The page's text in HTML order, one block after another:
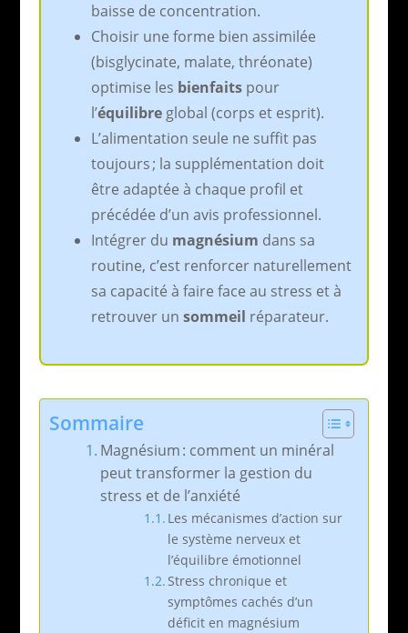
baisse de concentration.
Choisir une forme bien assimilée
(bisglycinate, malate, thréonate)
optimise les bienfaitspour
l’équilibreglobal (corps et esprit).
L’alimentation seule ne suffit pas
toujours ; la supplémentation doit
être adaptée à chaque profil et
précédée d’un avis professionnel.
Intégrer du magnésium dans sa
routine, c’est renforcer naturellement
sa capacité à faire face au stress et à
retrouver un sommeil réparateur.
Sommaire
Magnésium : comment un minéral
peut transformer la gestion du
stress et de l’anxiété
Les mécanismes d’action sur
le système nerveux et
l’équilibre émotionnel
Stress chronique et
symptômes cachés d’un
déficit en magnésium